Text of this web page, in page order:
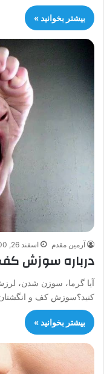
بیشتر بخوانید »
آرمین مقدم اسفند 26, 1400
درباره سوزش کف
آیا گرما، سوزن شدن،
کنید؟سوزش کف و
بیشتر بخوانید »